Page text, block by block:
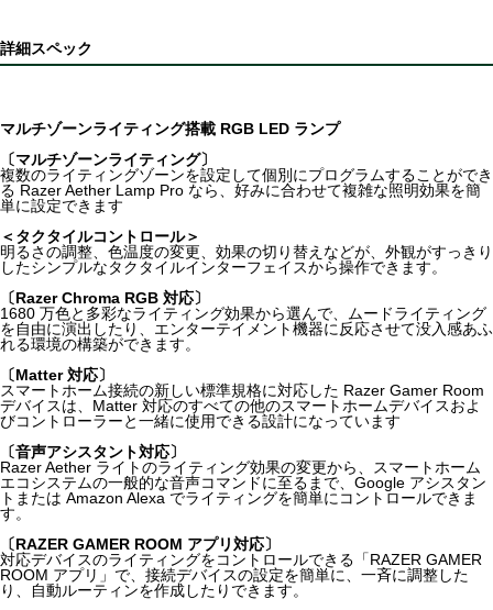
詳細スペック
マルチゾーンライティング搭載 RGB LED ランプ
〔マルチゾーンライティング〕
複数のライティングゾーンを設定して個別にプログラムすることができ
る Razer Aether Lamp Pro なら、好みに合わせて複雑な照明効果を簡
単に設定できます
＜タクタイルコントロール＞
明るさの調整、色温度の変更、効果の切り替えなどが、外観がすっきり
したシンプルなタクタイルインターフェイスから操作できます。
〔Razer Chroma RGB 対応〕
1680 万色と多彩なライティング効果から選んで、ムードライティング
を自由に演出したり、エンターテイメント機器に反応させて没入感あふ
れる環境の構築ができます。
〔Matter 対応〕
スマートホーム接続の新しい標準規格に対応した Razer Gamer Room
デバイスは、Matter 対応のすべての他のスマートホームデバイスおよ
びコントローラーと一緒に使用できる設計になっています
〔音声アシスタント対応〕
Razer Aether ライトのライティング効果の変更から、スマートホーム
エコシステムの一般的な音声コマンドに至るまで、Google アシスタン
トまたは Amazon Alexa でライティングを簡単にコントロールできま
す。
〔RAZER GAMER ROOM アプリ対応〕
対応デバイスのライティングをコントロールできる「RAZER GAMER
ROOM アプリ」で、接続デバイスの設定を簡単に、一斉に調整した
り、自動ルーティンを作成したりできます。